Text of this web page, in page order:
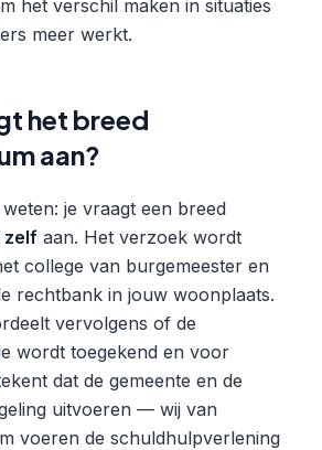
het verschil maken in situaties
meer werkt.
het breed
aan?
je vraagt een breed
zelf aan. Het verzoek wordt
college van burgemeester en
rechtbank in jouw woonplaats.
vervolgens of de
wordt toegekend en voor
dat de gemeente en de
uitvoeren — wij van
voeren de schuldhulpverlening